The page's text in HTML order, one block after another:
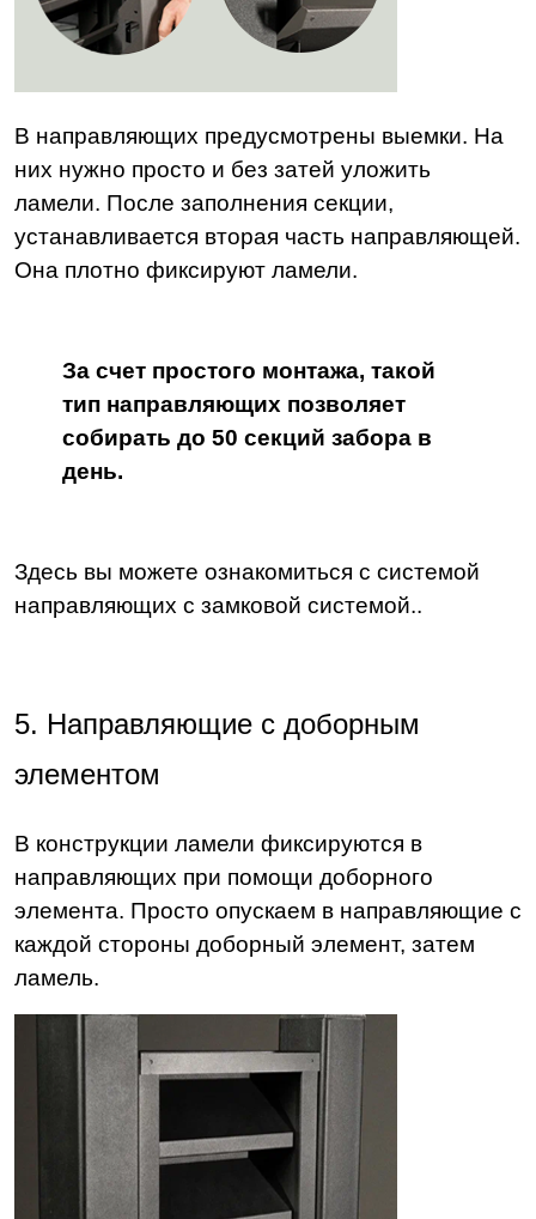
В направляющих предусмотрены выемки. На
них нужно просто и без затей уложить
ламели. После заполнения секции,
устанавливается вторая часть направляющей.
Она плотно фиксируют ламели.
За счет простого монтажа, такой
тип направляющих позволяет
собирать до 50 секций забора в
день.
Здесь вы можете ознакомиться с системой
направляющих с замковой системой..
5. Направляющие с доборным
элементом
В конструкции ламели фиксируются в
направляющих при помощи доборного
элемента. Просто опускаем в направляющие с
каждой стороны доборный элемент, затем
ламель.